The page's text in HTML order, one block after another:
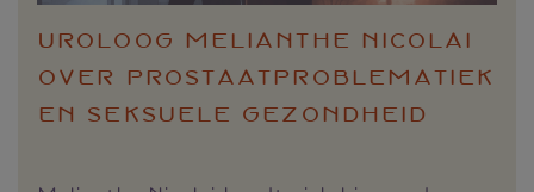
Uroloog Melianthe Nicolai
over prostaatproblematiek
en seksuele gezondheid